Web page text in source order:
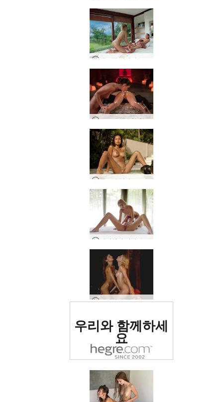
탄트라 섹슈얼 힐링 마사지
푸트리 발리 프로덕션
아리엘과 멜레나 마리아 하렘
로 평가됨
우리와 함께하세
요